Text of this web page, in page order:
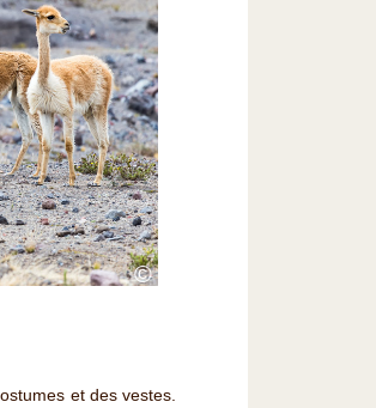
©
et des vestes.